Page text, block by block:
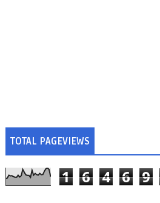
TOTAL PAGEVIEWS
1 6 4 6 9